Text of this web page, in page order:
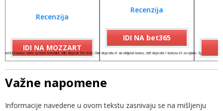
Recenzija
IDI NA MOZZART
Recenzija
IDI NA bet365
bet365 bonus samo za nove korisnike. Min. depozit 500 RSD. Obrt depozita x1 da otključaš bonus; obrt depozita + bonusa x5 za isplatu. Spinovi važe 7
Važne napomene
Informacije navedene u ovom tekstu zasnivaju se na mišljenju